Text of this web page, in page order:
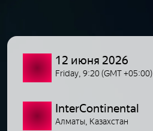
12 июня 2026
Friday, 9:20 (GMT +05:00)
InterContinental
Алматы, Казахстан